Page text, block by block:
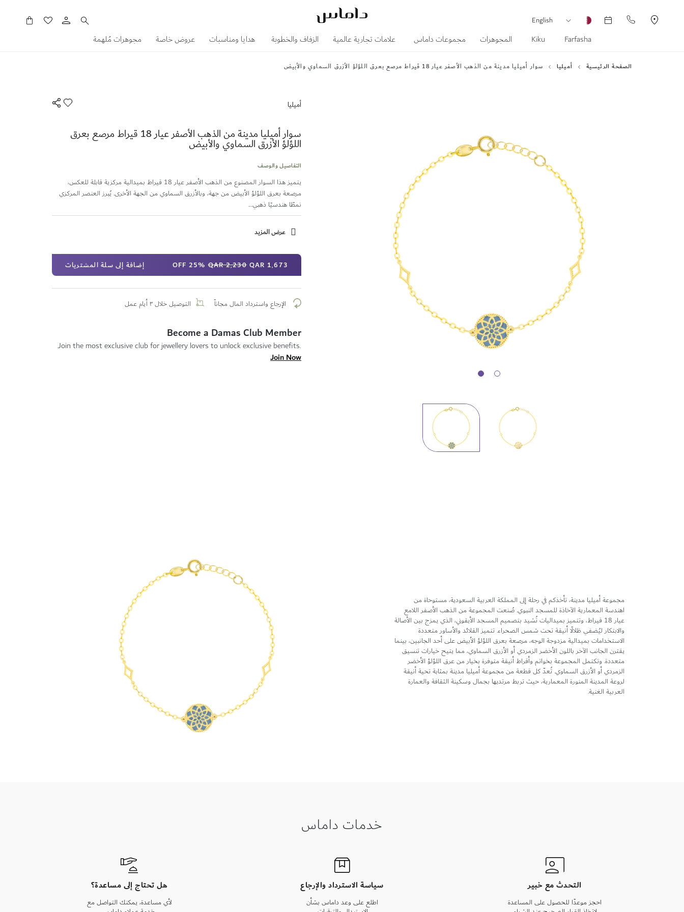
العملة لغة
English
Farfasha
Kiku المجوهرات مجموعات داماس علامات تجارية عالمية الزفاف والخطوبة هدايا ومناسبات عروض خاصة مجوهرات مُلهمة
الصفحة الرئيسية أميليا سوار أميليا مدينة من الذهب الأصفر عيار 18 قيراط مرصع بعرق اللؤلؤ الأزرق السماوي والأبيض
أميليا
سوار أميليا مدينة من الذهب الأصفر عيار 18 قيراط مرصع بعرق
اللؤلؤ الأزرق السماوي والأبيض
التفاصيل والوصف
يتميز هذا السوار المصنوع من الذهب الأصفر عيار 18 قيراط بميدالية مركزية قابلة للعكس،
مرصعة بعرق اللؤلؤ الأبيض من جهة، وبالأزرق السماوي من الجهة الأخرى. يُبرز العنصر المركزي
نمطًا هندسيًا ذهبي...
عرض المزيد
سعر
خاص
1٬673 QAR 2٬230 QAR 25% OFF إضافة إلى سلة المشتريات
الإرجاع واسترداد المال مجاناً التوصيل خلال ٣ أيام عمل
Become a Damas Club Member
Join the most exclusive club for jewellery lovers to unlock exclusive benefits.
Join Now
مجموعة أميليا مدينة، تأخذكم في رحلة إلى المملكة العربية السعودية، مستوحاة من
اهندسة المعمارية الآخاذة للمسجد النبوي. صُنعت المجموعة من الذهب الأصفر اللامع
عيار 18 قيراط، وتتميز بميداليات تُشيد بتصميم المسجد الأيقوني، الذي يمزج بين الأصالة
والابتكار ليُضفي ظلالًا أنيقة تحت شمس الصحراء. تتميز القلائد والأساور متعددة
الاستخدامات بميدالية مزدوجة الوجه، مرصعة بعرق اللؤلؤ الأبيض على أحد الجانبين، بينما
يقترن الجانب الآخر باللون الأخضر الزمردي أو الأزرق السماوي، مما يتيح خيارات تنسيق
متعددة. وتكتمل المجموعة بخواتم وأقراط أنيقة متوفرة بخيار من عرق اللؤلؤ الأخضر
الزمردي أو الأزرق السماوي. تُعدّ كل قطعة من مجموعة أميليا مدينة بمثابة تحية أنيقة
لروعة المدينة المنورة المعمارية، حيث تربط مرتديها بجمال وسكينة الثقافة والعمارة
العربية الغنية.
خدمات داماس
التحدث مع خبير
احجز موعدًا للحصول على المساعدة
سياسة الاسترداد والإرجاع
اطلع على وعد داماس بشأن
هل تحتاج إلى مساعدة؟
لأي مساعدة، يمكنك التواصل مع